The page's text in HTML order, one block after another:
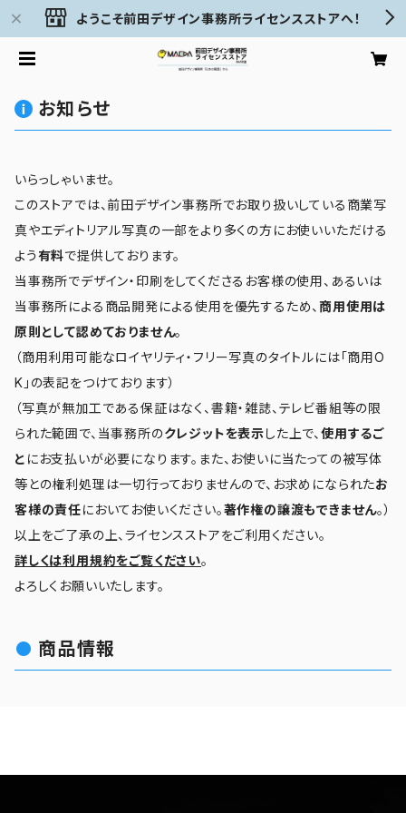
ようこそ前田デザイン事務所ライセンスストアへ！
お知らせ
いらっしゃいませ。
このストアでは、前田デザイン事務所でお取り扱いしている商業写
真やエディトリアル写真の一部をより多くの方にお使いいただける
よう有料で提供しております。
当事務所でデザイン・印刷をしてくださるお客様の使用、あるいは
当事務所による商品開発による使用を優先するため、商用使用は
原則として認めておりません。
（商用利用可能なロイヤリティ・フリー写真のタイトルには「商用O
K」の表記をつけております）
（写真が無加工である保証はなく、書籍・雑誌、テレビ番組等の限
られた範囲で、当事務所のクレジットを表示した上で、使用するご
と にお支払いが必要になります。また、お使いに当たっての被写体
等との権利処理は一切行っておりませんので、お求めになられたお
客様の責任においてお使いください。著作権の譲渡もできません。）
以上をご了承の上、ライセンスストアをご利用ください。
詳しくは利用規約をご覧ください。
よろしくお願いいたします。
商品情報